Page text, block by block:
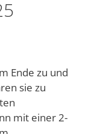
Ende zu und
sie zu
mit einer 2-